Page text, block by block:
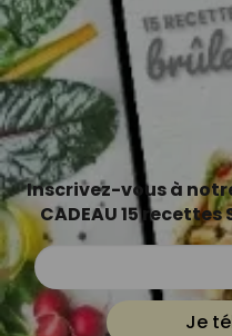
Inscrivez-vous à
CADEAU 15 recettes
Je